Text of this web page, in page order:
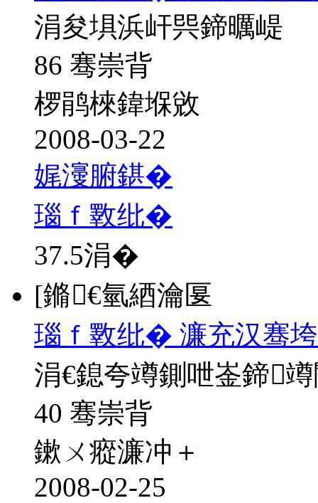
涓夋埧浜屽巺鍗曞崼
86 骞崇背
椤鹃棶鍏堢敓
2008-03-22
娓濅腑鍖�
瑙ｆ斁纰�
37.5涓�
[鏅€氫綇瀹匽
瑙ｆ斁纰� 濂充汉骞
涓€鎴夸竴鍘呭崟鍗
40 骞崇背
鏉ㄨ瘲濂冲＋
2008-02-25